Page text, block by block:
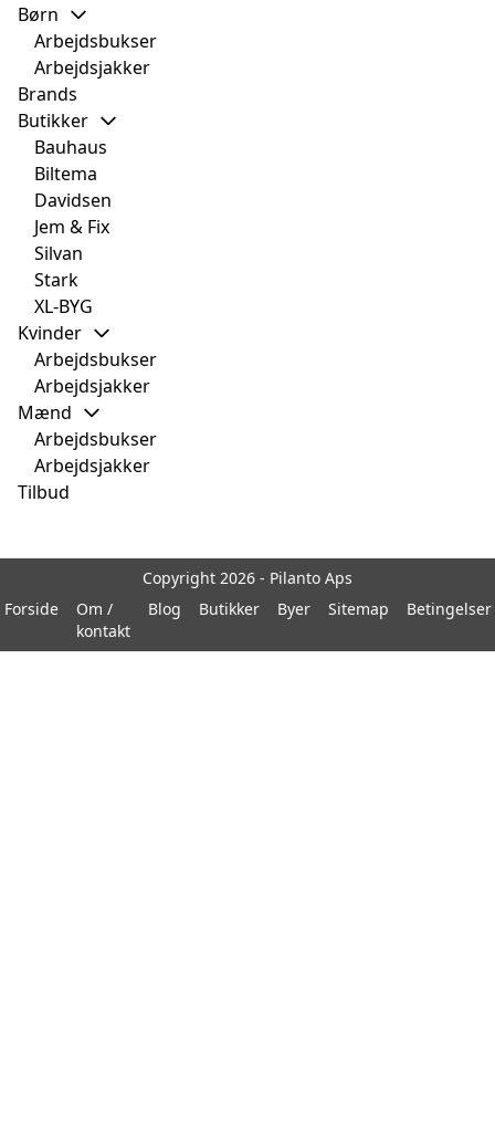
Børn
Arbejdsbukser
Arbejdsjakker
Brands
Butikker
Bauhaus
Biltema
Davidsen
Jem & Fix
Silvan
Stark
XL-BYG
Kvinder
Arbejdsbukser
Arbejdsjakker
Mænd
Arbejdsbukser
Arbejdsjakker
Tilbud
Copyright 2026 - Pilanto Aps
Forside
Om /
kontakt
Blog Butikker Byer Sitemap Betingelser